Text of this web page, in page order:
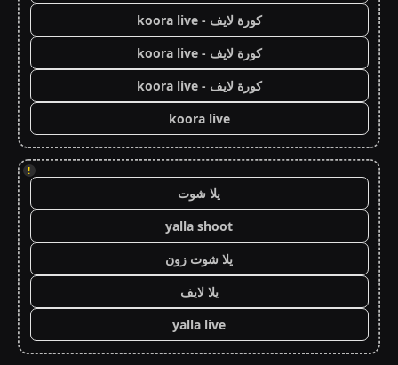
كورة لايف - koora live
كورة لايف - koora live
كورة لايف - koora live
koora live
!
يلا شوت
yalla shoot
يلا شوت زون
يلا لايف
yalla live